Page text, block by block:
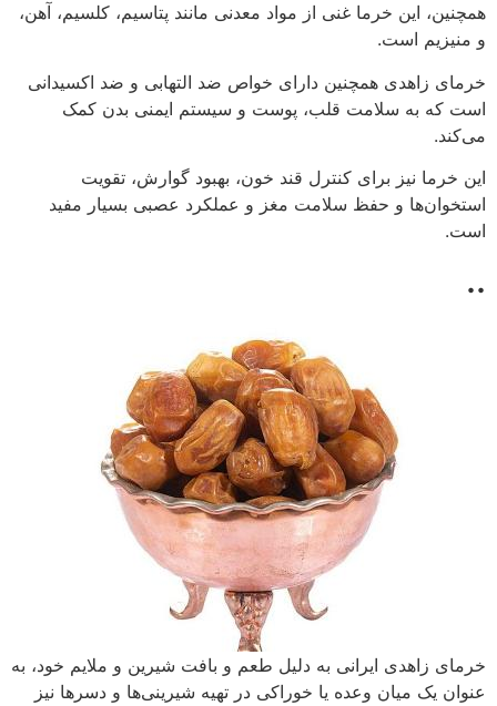
همچنین، این خرما غنی از مواد معدنی مانند پتاسیم، کلسیم، آهن،
و منیزیم است.
خرمای زاهدی همچنین دارای خواص ضد التهابی و ضد اکسیدانی
است که به سلامت قلب، پوست و سیستم ایمنی بدن کمک
می‌کند.
این خرما نیز برای کنترل قند خون، بهبود گوارش، تقویت
استخوان‌ها و حفظ سلامت مغز و عملکرد عصبی بسیار مفید
است.
..
خرمای زاهدی ایرانی به دلیل طعم و بافت شیرین و ملایم خود، به
عنوان یک میان وعده یا خوراکی در تهیه شیرینی‌ها و دسرها نیز